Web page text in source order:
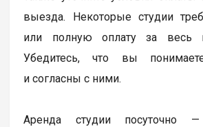
выезда. Некоторые студии
или полную оплату за весь
Убедитесь, что вы
и согласны с ними.
Аренда студии посуточно